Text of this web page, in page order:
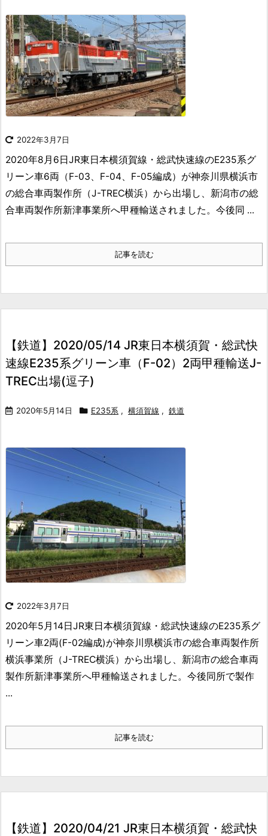
2022年3月7日
2020年8月6日JR東日本横須賀線・総武快速線のE235系グ
リーン車6両（F-03、F-04、F-05編成）が神奈川県横浜市
の総合車両製作所（J-TREC横浜）から出場し、新潟市の総
合車両製作所新津事業所へ甲種輸送されました。今後同 ...
記事を読む
【鉄道】2020/05/14 JR東日本横須賀・総武快
速線E235系グリーン車（F-02）2両甲種輸送J-
TREC出場(逗子)
2020年5月14日 E235系 , 横須賀線 , 鉄道
2022年3月7日
2020年5月14日JR東日本横須賀線・総武快速線のE235系グ
リーン車2両(F-02編成)が神奈川県横浜市の総合車両製作所
横浜事業所（J-TREC横浜）から出場し、新潟市の総合車両
製作所新津事業所へ甲種輸送されました。今後同所で製作
...
記事を読む
【鉄道】2020/04/21 JR東日本横須賀・総武快